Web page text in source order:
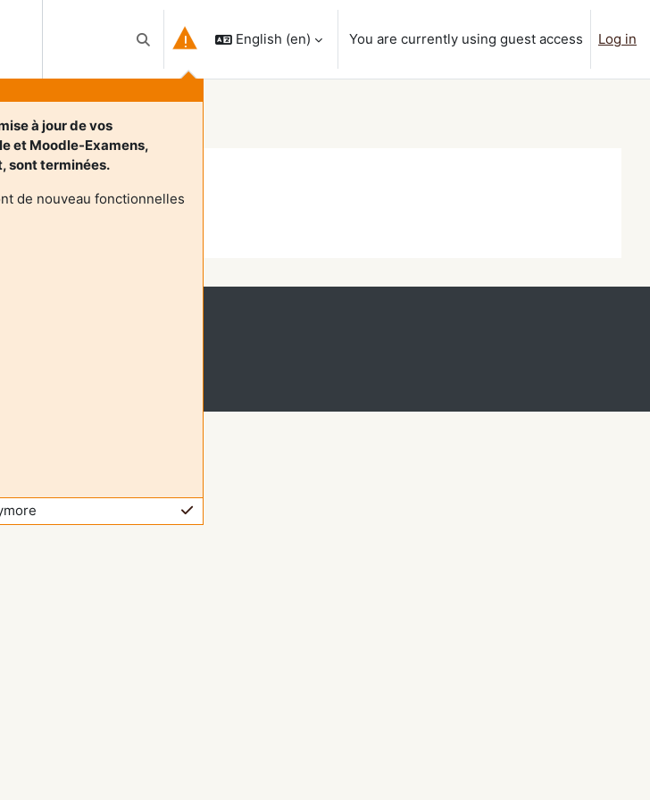
Toggle search input
à jour de vos
et Moodle-Examens,
sont terminées.
de nouveau fonctionnelles
English ‎(en)‎ You are currently using guest access Log in